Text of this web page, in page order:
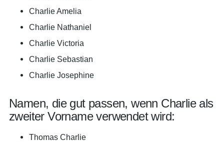
Charlie Amelia
Charlie Nathaniel
Charlie Victoria
Charlie Sebastian
Charlie Josephine
Namen, die gut passen, wenn Charlie als
zweiter Vorname verwendet wird:
Thomas Charlie